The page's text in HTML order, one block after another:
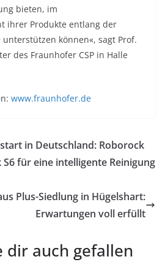
bieten, im
ihrer Produkte entlang der
können«, sagt Prof.
des Fraunhofer CSP in Halle
www.fraunhofer.de
in Deutschland: Roborock
für eine intelligente Reinigung
Plus-Siedlung in Hügelshart:
Erwartungen voll erfüllt
dir auch gefallen